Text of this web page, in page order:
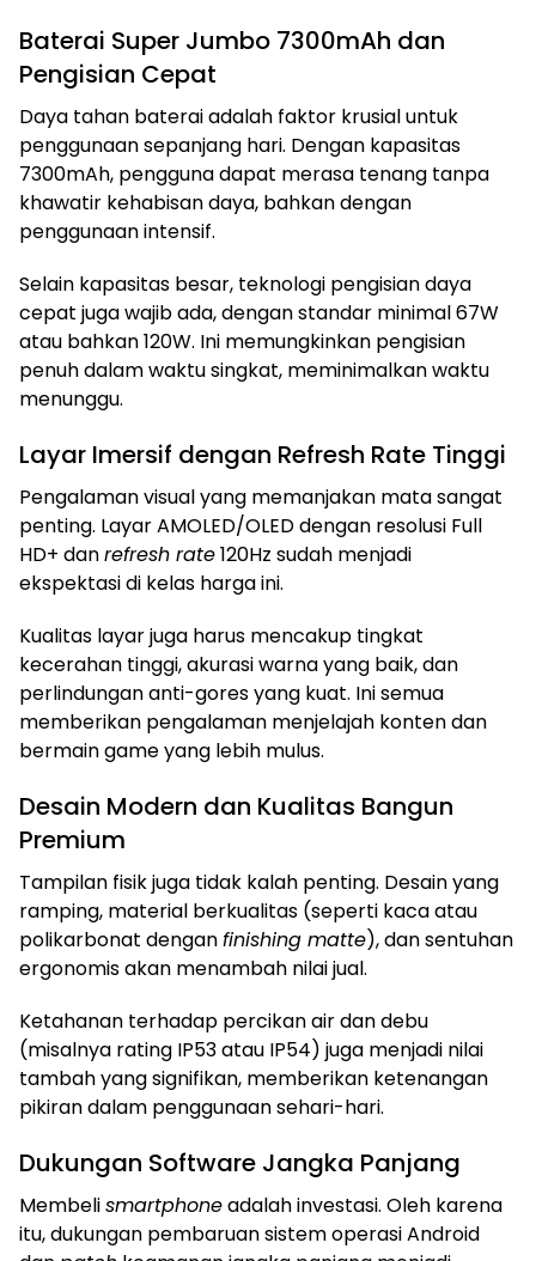
Baterai Super Jumbo 7300mAh dan
Pengisian Cepat
Daya tahan baterai adalah faktor krusial untuk
penggunaan sepanjang hari. Dengan kapasitas
7300mAh, pengguna dapat merasa tenang tanpa
khawatir kehabisan daya, bahkan dengan
penggunaan intensif.
Selain kapasitas besar, teknologi pengisian daya
cepat juga wajib ada, dengan standar minimal 67W
atau bahkan 120W. Ini memungkinkan pengisian
penuh dalam waktu singkat, meminimalkan waktu
menunggu.
Layar Imersif dengan Refresh Rate Tinggi
Pengalaman visual yang memanjakan mata sangat
penting. Layar AMOLED/OLED dengan resolusi Full
HD+ danrefresh rate120Hz sudah menjadi
ekspektasi di kelas harga ini.
Kualitas layar juga harus mencakup tingkat
kecerahan tinggi, akurasi warna yang baik, dan
perlindungan anti-gores yang kuat. Ini semua
memberikan pengalaman menjelajah konten dan
bermain game yang lebih mulus.
Desain Modern dan Kualitas Bangun
Premium
Tampilan fisik juga tidak kalah penting. Desain yang
ramping, material berkualitas (seperti kaca atau
polikarbonat denganfinishing matte), dan sentuhan
ergonomis akan menambah nilai jual.
Ketahanan terhadap percikan air dan debu
(misalnya rating IP53 atau IP54) juga menjadi nilai
tambah yang signifikan, memberikan ketenangan
pikiran dalam penggunaan sehari-hari.
Dukungan Software Jangka Panjang
Membelismartphoneadalah investasi. Oleh karena
itu, dukungan pembaruan sistem operasi Android